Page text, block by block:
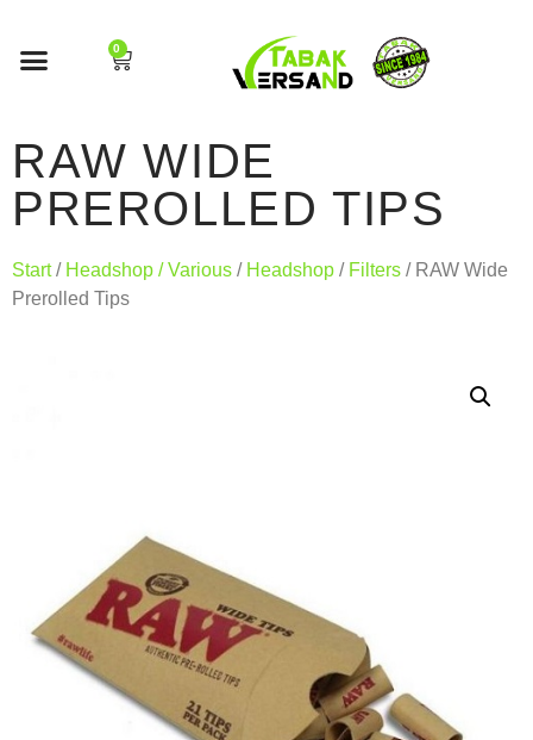
0
RAW WIDE
PREROLLED TIPS
Start/ Headshop / Various / Headshop / Filters / RAW Wide
Prerolled Tips